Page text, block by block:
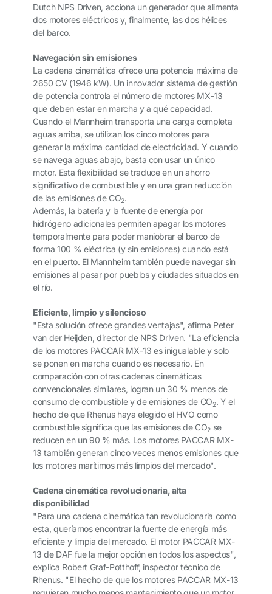
Dutch NPS Driven, acciona un generador que alimenta
dos motores eléctricos y, finalmente, las dos hélices
del barco.
Navegación sin emisiones
La cadena cinemática ofrece una potencia máxima de
2650 CV (1946 kW). Un innovador sistema de gestión
de potencia controla el número de motores MX-13
que deben estar en marcha y a qué capacidad.
Cuando el Mannheim transporta una carga completa
aguas arriba, se utilizan los cinco motores para
generar la máxima cantidad de electricidad. Y cuando
se navega aguas abajo, basta con usar un único
motor. Esta flexibilidad se traduce en un ahorro
significativo de combustible y en una gran reducción
de las emisiones de CO2.
Además, la batería y la fuente de energía por
hidrógeno adicionales permiten apagar los motores
temporalmente para poder maniobrar el barco de
forma 100 % eléctrica (y sin emisiones) cuando está
en el puerto. El Mannheim también puede navegar sin
emisiones al pasar por pueblos y ciudades situados en
el río.
Eficiente, limpio y silencioso
"Esta solución ofrece grandes ventajas", afirma Peter
van der Heijden, director de NPS Driven. "La eficiencia
de los motores PACCAR MX-13 es inigualable y solo
se ponen en marcha cuando es necesario. En
comparación con otras cadenas cinemáticas
convencionales similares, logran un 30 % menos de
consumo de combustible y de emisiones de CO2. Y el
hecho de que Rhenus haya elegido el HVO como
combustible significa que las emisiones de CO2se
reducen en un 90 % más. Los motores PACCAR MX-
13 también generan cinco veces menos emisiones que
los motores marítimos más limpios del mercado".
Cadena cinemática revolucionaria, alta
disponibilidad
"Para una cadena cinemática tan revolucionaria como
esta, queríamos encontrar la fuente de energía más
eficiente y limpia del mercado. El motor PACCAR MX-
13 de DAF fue la mejor opción en todos los aspectos",
explica Robert Graf-Potthoff, inspector técnico de
Rhenus. "El hecho de que los motores PACCAR MX-13